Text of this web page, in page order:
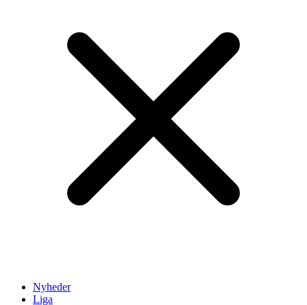
Nyheder
Liga